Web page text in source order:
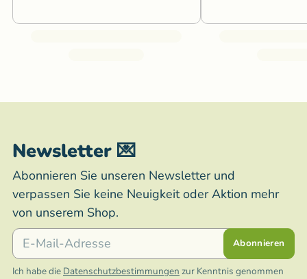
Newsletter 💌
Abonnieren Sie unseren Newsletter und
verpassen Sie keine Neuigkeit oder Aktion mehr
von unserem Shop.
E-Mail
Abonnieren
Ich habe die Datenschutzbestimmungen zur Kenntnis genommen